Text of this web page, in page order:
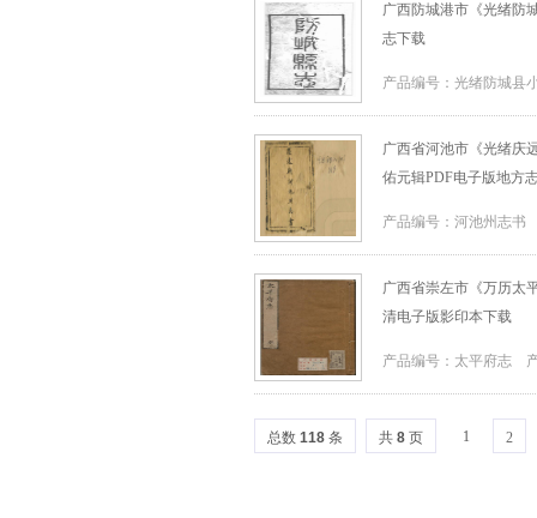
广西防城港市《光绪防
志下载
产品编号：光绪防城
广西省河池市《光绪庆
佑元辑PDF电子版地方
产品编号：河池州志
广西省崇左市《万历太
清电子版影印本下载
产品编号：太平府志
总数 118 条 共 8 页 1 2